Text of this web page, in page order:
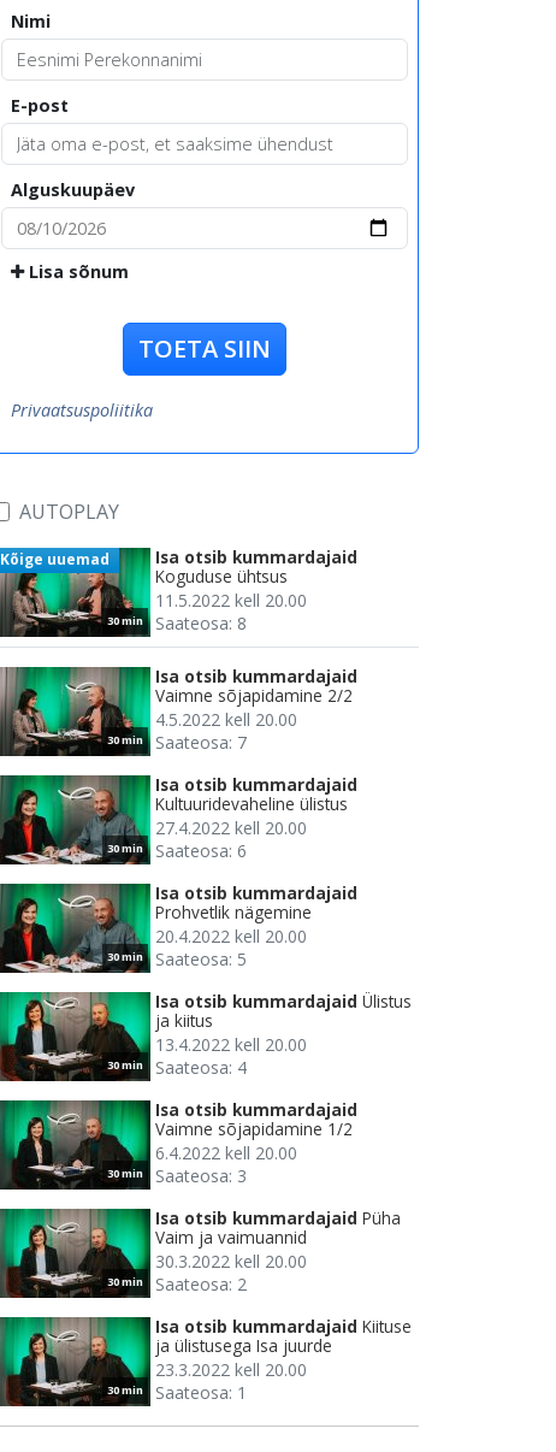
Nimi
E-post
Alguskuupäev
Lisa sõnum
TOETA SIIN
Privaatsuspoliitika
AUTOPLAY
30 min
Kõige uuemad
Isa otsib kummardajaid
Koguduse ühtsus
11.5.2022 kell 20.00
Saateosa: 8
30 min
Isa otsib kummardajaid
Vaimne sõjapidamine 2/2
4.5.2022 kell 20.00
Saateosa: 7
30 min
Isa otsib kummardajaid
Kultuuridevaheline ülistus
27.4.2022 kell 20.00
Saateosa: 6
30 min
Isa otsib kummardajaid
Prohvetlik nägemine
20.4.2022 kell 20.00
Saateosa: 5
30 min
Isa otsib kummardajaid Ülistus
ja kiitus
13.4.2022 kell 20.00
Saateosa: 4
30 min
Isa otsib kummardajaid
Vaimne sõjapidamine 1/2
6.4.2022 kell 20.00
Saateosa: 3
30 min
Isa otsib kummardajaid Püha
Vaim ja vaimuannid
30.3.2022 kell 20.00
Saateosa: 2
30 min
Isa otsib kummardajaid Kiituse
ja ülistusega Isa juurde
23.3.2022 kell 20.00
Saateosa: 1